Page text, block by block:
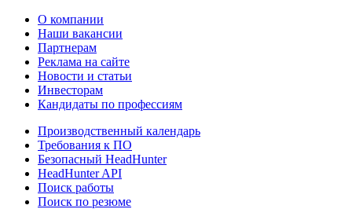
О компании
Наши вакансии
Партнерам
Реклама на сайте
Новости и статьи
Инвесторам
Кандидаты по профессиям
Производственный календарь
Требования к ПО
Безопасный HeadHunter
HeadHunter API
Поиск работы
Поиск по резюме